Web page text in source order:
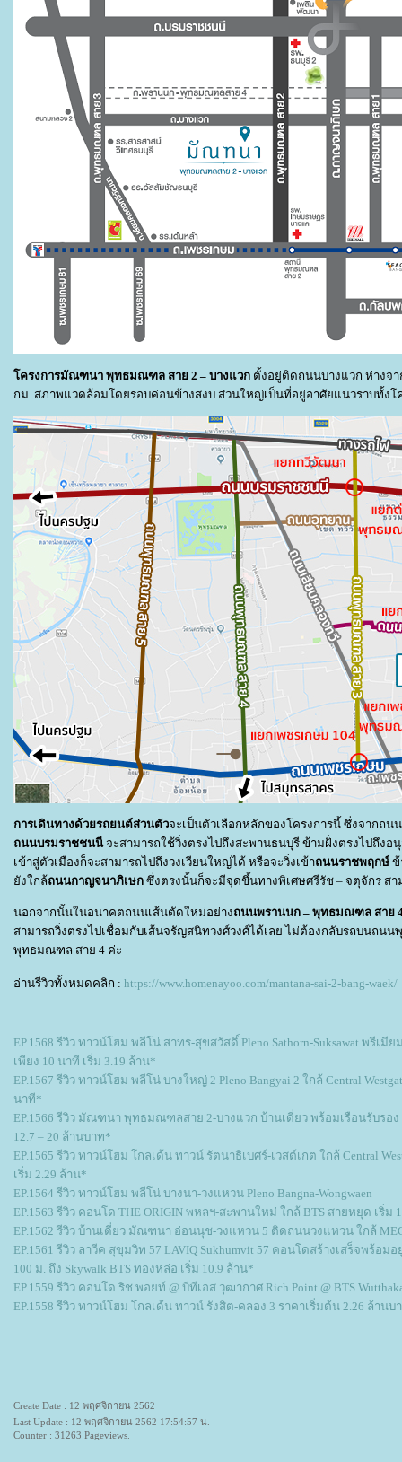
ครงการมัณฑนา พุทธมณฑล สาย 2 – บางแวก ตั้งอยู่ติดถนนบางแวก ห่างจ
กม. สภาพแวดล้อมโดยรอบค่อนข้างสงบ ส่วนใหญ่เป็นที่อยู่อาศัยแนวราบทั้งโ
การเดินทางด้วยรถยนต์ส่วนตัวจะเป็นตัวเลือกหลักของโครงการนี้ ซึ่งจากถ
ถนนบรมราชชนนีจะสามารถใช้วิ่งตรงไปถึงสะพานธนบุรี ข้ามฝั่งตรงไปถึงอ
เข้าสู่ตัวเมืองก็จะสามารถไปถึงวงเวียนใหญ่ได้ หรือจะวิ่งเข้าถนนราชพฤกษ์ ข้
ังใกล้ถนนกาญจนาภิเษก ซึ่งตรงนั้นก็จะมีจุดขึ้นทางพิเศษศรีรัช – จตุจักร สา
นอกจากนั้นในอนาคตถนนเส้นตัดใหม่อย่างถนนพรานนก – พุทธมณฑล สาย
สามารถวิ่งตรงไปเชื่อมกับเส้นจรัญสนิทวงศ์วงศ์ได้เลย ไม่ต้องกลับรถบนถน
พุทธมณฑล สาย 4 ค่ะ
อ่านรีวิวทั้งหมดคลิก : https://www.homenayoo.com/mantana-sai-2-bang-waek/
EP.1568 รีวิว ทาวน์โฮม พลีโน่ สาทร-สุขสวัสดิ์ Pleno Sathorn-Suksawat พรีเ
เพียง 10 นาที เริ่ม 3.19 ล้าน*
EP.1567 รีวิว ทาวน์โฮม พลีโน่ บางใหญ่ 2 Pleno Bangyai 2 ใกล้ Central
นาที*
EP.1566 รีวิว มัณฑนา พุทธมณฑลสาย 2-บางแวก บ้านเดี่ยว พร้อมเรือนรับร
12.7 – 20 ล้านบาท*
EP.1565 รีวิว ทาวน์โฮม โกลเด้น ทาวน์ รัตนาธิเบศร์-เวสต์เกต ใกล้ Central
เริ่ม 2.29 ล้าน*
EP.1564 รีวิว ทาวน์โฮม พลีโน่ บางนา-วงแหวน Pleno Bangna-Wongwaen
EP.1563 รีวิว คอนโด THE ORIGIN พหลฯ-สะพานใหม่ ใกล้ BTS สายหยุด เริ่ม
EP.1562 รีวิว บ้านเดี่ยว มัณฑนา อ่อนนุช-วงแหวน 5 ติดถนนวงแหวน ใกล้
EP.1561 รีวิว ลาวีค สุขุมวิท 57 LAVIQ Sukhumvit 57 คอนโดสร้างเสร็จพร้อม
100 ม. ถึง Skywalk BTS ทองหล่อ เริ่ม 10.9 ล้าน*
EP.1559 รีวิว คอนโด ริช พอยท์ @ บีทีเอส วุฒากาศ Rich Point @ BTS
EP.1558 รีวิว ทาวน์โฮม โกลเด้น ทาวน์ รังสิต-คลอง 3 ราคาเริ่มต้น 2.26 ล้านบ
Create Date : 12 พฤศจิกายน 2562
Last Update : 12 พฤศจิกายน 2562 17:54:57 น.
Counter : 31263 Pageviews.